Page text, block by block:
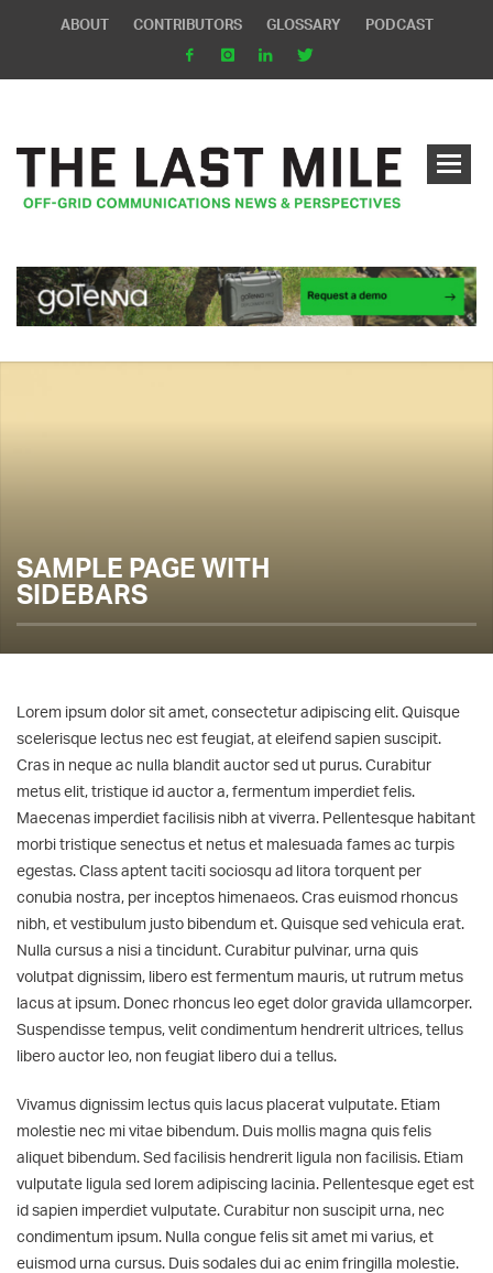
ABOUT CONTRIBUTORS GLOSSARY PODCAST
SAMPLE PAGE WITH
SIDEBARS
Lorem ipsum dolor sit amet, consectetur adipiscing elit. Quisque
scelerisque lectus nec est feugiat, at eleifend sapien suscipit.
Cras in neque ac nulla blandit auctor sed ut purus. Curabitur
metus elit, tristique id auctor a, fermentum imperdiet felis.
Maecenas imperdiet facilisis nibh at viverra. Pellentesque habitant
morbi tristique senectus et netus et malesuada fames ac turpis
egestas. Class aptent taciti sociosqu ad litora torquent per
conubia nostra, per inceptos himenaeos. Cras euismod rhoncus
nibh, et vestibulum justo bibendum et. Quisque sed vehicula erat.
Nulla cursus a nisi a tincidunt. Curabitur pulvinar, urna quis
volutpat dignissim, libero est fermentum mauris, ut rutrum metus
lacus at ipsum. Donec rhoncus leo eget dolor gravida ullamcorper.
Suspendisse tempus, velit condimentum hendrerit ultrices, tellus
libero auctor leo, non feugiat libero dui a tellus.
Vivamus dignissim lectus quis lacus placerat vulputate. Etiam
molestie nec mi vitae bibendum. Duis mollis magna quis felis
aliquet bibendum. Sed facilisis hendrerit ligula non facilisis. Etiam
vulputate ligula sed lorem adipiscing lacinia. Pellentesque eget est
id sapien imperdiet vulputate. Curabitur non suscipit urna, nec
condimentum ipsum. Nulla congue felis sit amet mi varius, et
euismod urna cursus. Duis sodales dui ac enim fringilla molestie.